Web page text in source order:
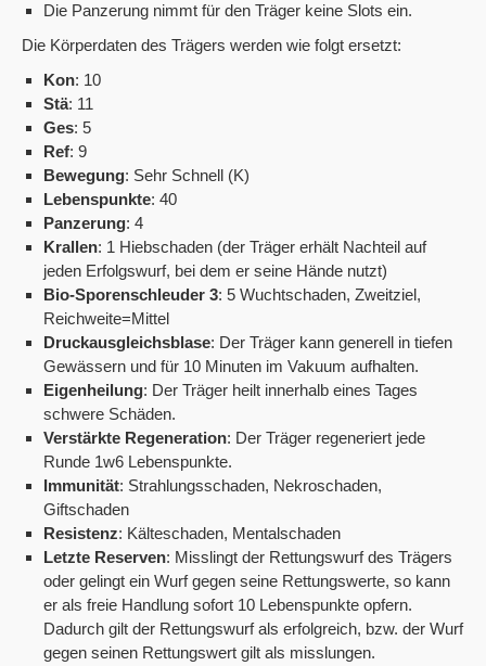
Die Panzerung nimmt für den Träger keine Slots ein.
Die Körperdaten des Trägers werden wie folgt ersetzt:
Kon: 10
Stä: 11
Ges: 5
Ref: 9
Bewegung: Sehr Schnell (K)
Lebenspunkte: 40
Panzerung: 4
Krallen: 1 Hiebschaden (der Träger erhält Nachteil auf
jeden Erfolgswurf, bei dem er seine Hände nutzt)
Bio-Sporenschleuder 3: 5 Wuchtschaden, Zweitziel,
Reichweite=Mittel
Druckausgleichsblase: Der Träger kann generell in tiefen
Gewässern und für 10 Minuten im Vakuum aufhalten.
Eigenheilung: Der Träger heilt innerhalb eines Tages
schwere Schäden.
Verstärkte Regeneration: Der Träger regeneriert jede
Runde 1w6 Lebenspunkte.
Immunität: Strahlungsschaden, Nekroschaden,
Giftschaden
Resistenz: Kälteschaden, Mentalschaden
Letzte Reserven: Misslingt der Rettungswurf des Trägers
oder gelingt ein Wurf gegen seine Rettungswerte, so kann
er als freie Handlung sofort 10 Lebenspunkte opfern.
Dadurch gilt der Rettungswurf als erfolgreich, bzw. der Wurf
gegen seinen Rettungswert gilt als misslungen.